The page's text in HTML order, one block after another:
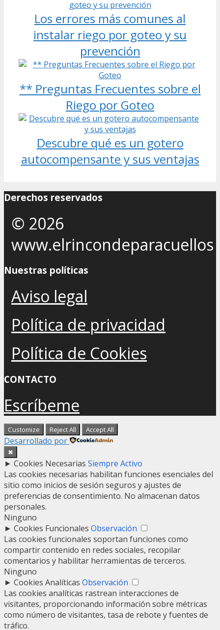
Los errores más comunes al
instalar riego por goteo y su
prevención
** Preguntas Frecuentes sobre el
Riego por Goteo
Descubre qué es un gotero
autocompensante y sus ventajas
Derechos reservados
© 2026
www.elrincondeparacuellos
Nuestras políticas
Aviso legal
Política de privacidad
Política de Cookies
CONTACTO
Escríbeme
Customize Reject All Accept All
Desarrollado por
✖
► Cookies Necesarias Siempre Activo
Las cookies necesarias habilitan funciones esenciales del
sitio como inicios de sesión seguros y ajustes de
preferencias de consentimiento. No almacenan datos
personales.
Ninguno
► Cookies Funcionales Observación
Las cookies funcionales soportan funciones como
compartir contenido en redes sociales, recopilar
comentarios y habilitar herramientas de terceros.
Ninguno
► Cookies Analíticas Observación
Las cookies analíticas rastrean interacciones de
visitantes, proporcionando información sobre métricas
como número de visitantes, tasa de rebote y fuentes de
tráfico.